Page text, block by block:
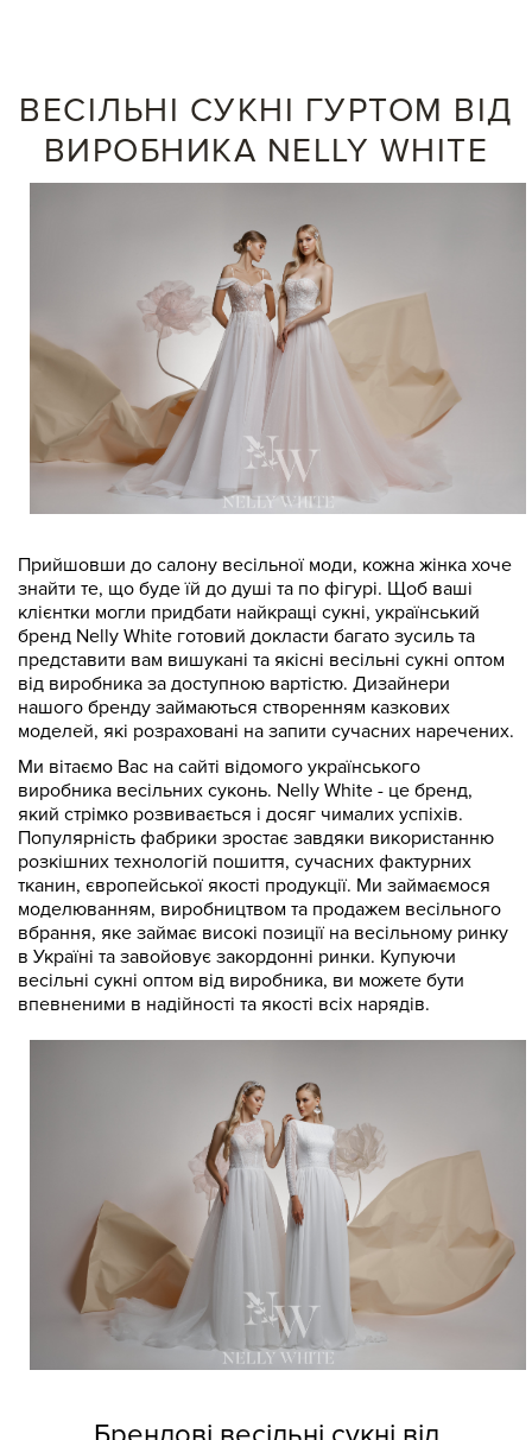
ВЕСІЛЬНІ СУКНІ ГУРТОМ ВІД
ВИРОБНИКА NELLY WHITE
Прийшовши до салону весільної моди, кожна жінка хоче
знайти те, що буде їй до душі та по фігурі. Щоб ваші
клієнтки могли придбати найкращі сукні, український
бренд Nelly White готовий докласти багато зусиль та
представити вам вишукані та якісні весільні сукні оптом
від виробника за доступною вартістю. Дизайнери
нашого бренду займаються створенням казкових
моделей, які розраховані на запити сучасних наречених.
Ми вітаємо Вас на сайті відомого українського
виробника весільних суконь. Nelly White - це бренд,
який стрімко розвивається і досяг чималих успіхів.
Популярність фабрики зростає завдяки використанню
розкішних технологій пошиття, сучасних фактурних
тканин, європейської якості продукції. Ми займаємося
моделюванням, виробництвом та продажем весільного
вбрання, яке займає високі позиції на весільному ринку
в Україні та завойовує закордонні ринки. Купуючи
весільні сукні оптом від виробника, ви можете бути
впевненими в надійності та якості всіх нарядів.